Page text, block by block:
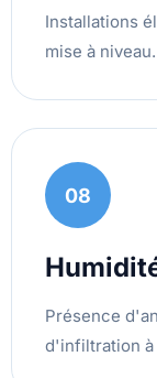
Installations
mise à niveau.
08
Présence
d'infiltration à